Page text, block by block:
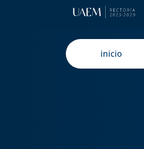
inicio